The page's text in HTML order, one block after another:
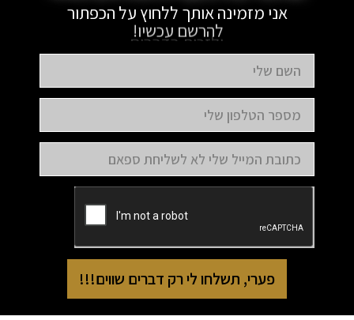
אני מזמינה אותך ללחוץ על הכפתור
להרשם עכשיו!
פערי, תשלחו לי רק דברים שווים!!!